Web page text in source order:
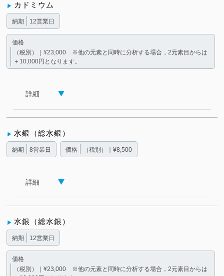
カドミウム
納期 12営業日
価格
（税別）｜¥23,000 ※他の元素と同時に分析する場合，2元素目からは
＋10,000円となります。
詳細
水銀（総水銀）
納期 8営業日 価格 （税別）｜¥8,500
詳細
水銀（総水銀）
納期 12営業日
価格
（税別）｜¥23,000 ※他の元素と同時に分析する場合，2元素目からは